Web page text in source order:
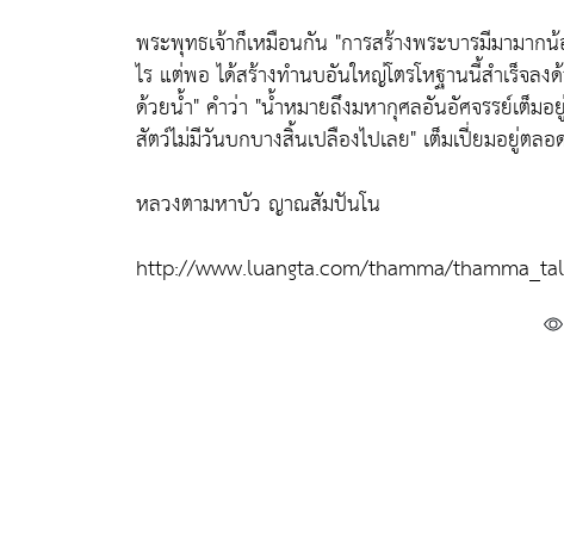
พระพุทธเจ้าก็เหมือนกัน "การสร้างพระบารมีมามาก
ไร แต่พอ ได้สร้างทำนบอันใหญ่โตรโหฐานนี้สำเร็จ
ด้วยน้ำ"คำว่า "น้ำหมายถึงมหากุศลอันอัศจรรย์เต็ม
สัตว์ไม่มีวันบกบางสิ้นเปลืองไปเลย" เต็มเปี่ยมอยู่ตลอ
หลวงตามหาบัว ญาณสัมปันโน
http://www.luangta.com/thamma/